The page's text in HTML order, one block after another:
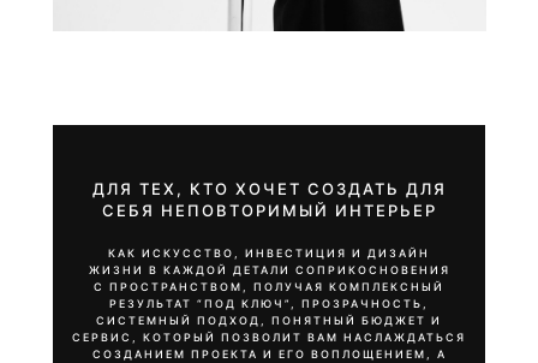
КАК ИСКУССТВО, ИНВЕСТИЦИЯ И ДИЗАЙН
ЖИЗНИ В КАЖДОЙ ДЕТАЛИ СОПРИКОСНОВЕНИЯ
С ПРОСТРАНСТВОМ, ПОЛУЧАЯ КОМПЛЕКСНЫЙ
РЕЗУЛЬТАТ “ПОД КЛЮЧ”, ПРОЗРАЧНОСТЬ,
СИСТЕМНЫЙ ПОДХОД, ПОНЯТНЫЙ БЮДЖЕТ И
СЕРВИС, КОТОРЫЙ ПОЗВОЛИТ ВАМ НАСЛАЖДАТЬСЯ
СОЗДАНИЕМ ПРОЕКТА И ЕГО ВОПЛОЩЕНИЕМ, А
ДЛЯ ТЕХ, КТО ХОЧЕТ СОЗДАТЬ ДЛЯ
СЕБЯ НЕПОВТОРИМЫЙ ИНТЕРЬЕР